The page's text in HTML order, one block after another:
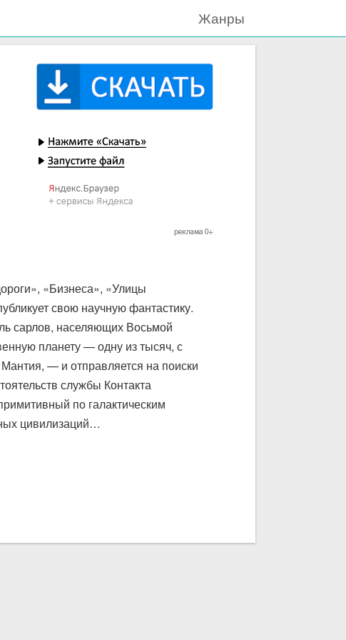
Жанры
«Бизнеса», «Улицы
свою научную фантастику.
сарлов, населяющих Восьмой
планету — одну из тысяч, с
— и отправляется на поиски
службы Контакта
по галактическим
цивилизаций…